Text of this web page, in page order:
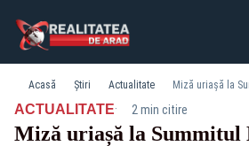
Acasă Știri Actualitate
ACTUALITATE· 2 min citire
Miză uriașă la Summitul